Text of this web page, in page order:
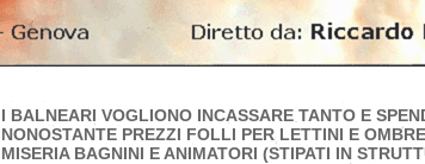
I BALNEARI VOGLIONO INCASSARE TANTO E
NONOSTANTE PREZZI FOLLI PER LETTINI E
MISERIA BAGNINI E ANIMATORI (STIPATI IN